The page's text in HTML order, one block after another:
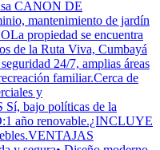
CANON DE
mantenimiento de jardín
propiedad se encuentra
de la Ruta Viva, Cumbayá
24/7, amplias áreas
familiar.Cerca de
y
bajo políticas de la
año renovable.¿INCLUYE